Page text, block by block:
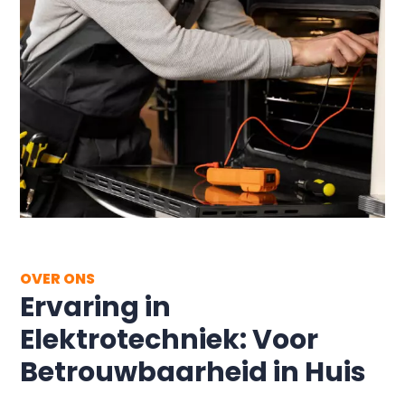
OVER ONS
Ervaring in
Elektrotechniek: Voor
Betrouwbaarheid in Huis